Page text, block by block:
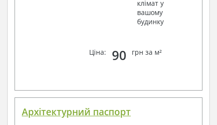
клімат у
вашому
будинку
Ціна: 90 грн за м²
Архітектурний паспорт